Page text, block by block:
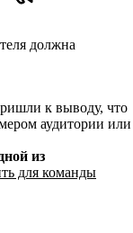
должна
к выводу, что
аудитории или
из
для команды